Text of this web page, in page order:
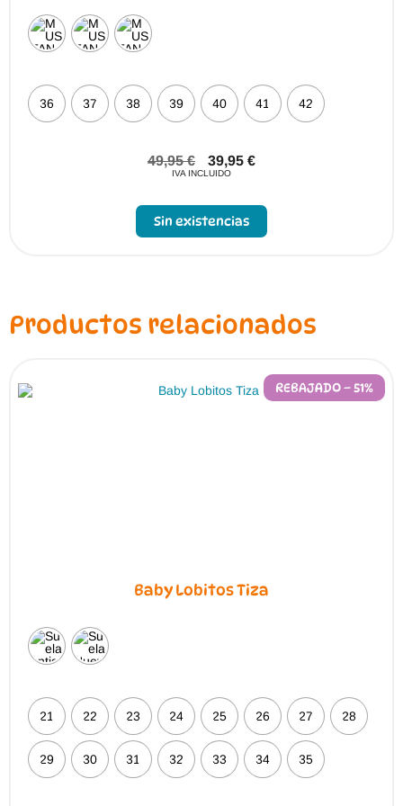
36 37 38 39 40 41 42
49,95€ 39,95 €
IVA INCLUIDO
Sin existencias
Productos relacionados
REBAJADO – 51%
Baby Lobitos Tiza
21 22 23 24 25 26 27 28
29 30 31 32 33 34 35